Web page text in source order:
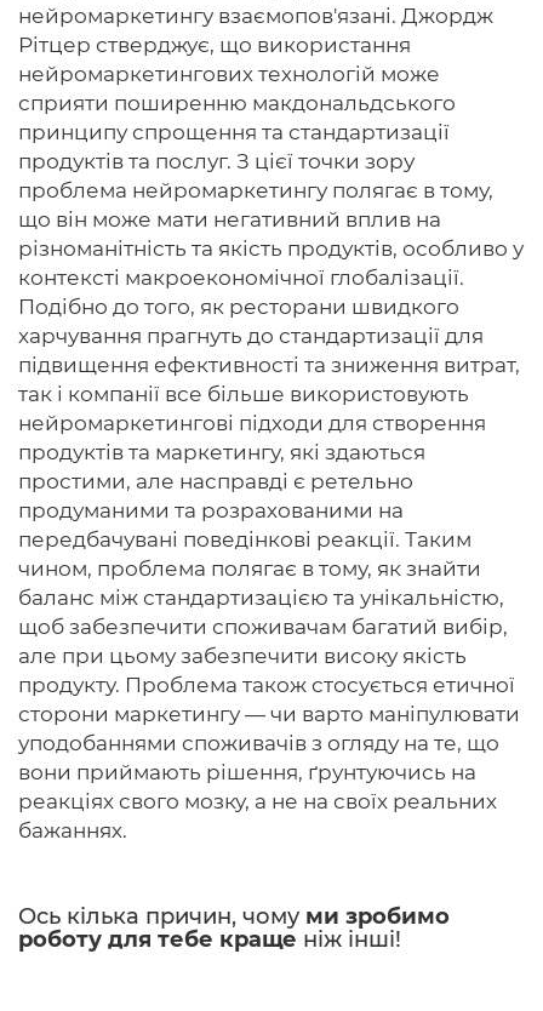
нейромаркетингу взаємопов'язані. Джордж
Рітцер стверджує, що використання
нейромаркетингових технологій може
сприяти поширенню макдональдського
принципу спрощення та стандартизації
продуктів та послуг. З цієї точки зору
проблема нейромаркетингу полягає в тому,
що він може мати негативний вплив на
різноманітність та якість продуктів, особливо у
контексті макроекономічної глобалізації.
Подібно до того, як ресторани швидкого
харчування прагнуть до стандартизації для
підвищення ефективності та зниження витрат,
так і компанії все більше використовують
нейромаркетингові підходи для створення
продуктів та маркетингу, які здаються
простими, але насправді є ретельно
продуманими та розрахованими на
передбачувані поведінкові реакції. Таким
чином, проблема полягає в тому, як знайти
баланс між стандартизацією та унікальністю,
щоб забезпечити споживачам багатий вибір,
але при цьому забезпечити високу якість
продукту. Проблема також стосується етичної
сторони маркетингу — чи варто маніпулювати
уподобаннями споживачів з огляду на те, що
вони приймають рішення, ґрунтуючись на
реакціях свого мозку, а не на своїх реальних
бажаннях.
Ось кілька причин, чому ми зробимо
роботу для тебе краще ніж інші!